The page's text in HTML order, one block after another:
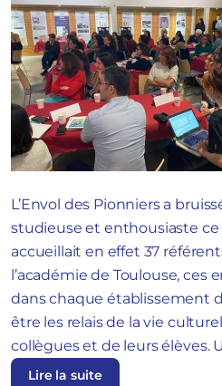
L’Envol des Pionniers a
studieuse et enthousiaste ce
accueillait en effet 37
l’académie de Toulouse, ces
dans chaque établissement
être les relais de la vie
collègues et de leurs élèves.
Lire la suite